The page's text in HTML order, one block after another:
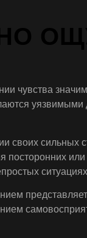
чувства
сильных